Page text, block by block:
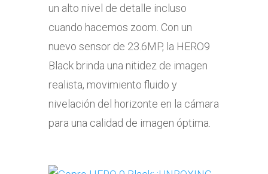
un alto nivel de detalle incluso
cuando hacemos zoom. Con un
nuevo sensor de 23.6MP, la HERO9
Black brinda una nitidez de imagen
realista, movimiento fluido y
nivelación del horizonte en la cámara
para una calidad de imagen óptima.